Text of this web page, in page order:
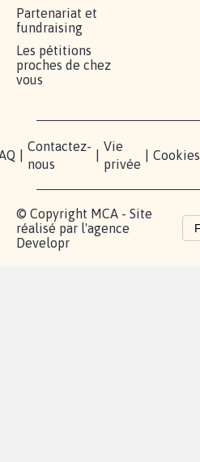
Partenariat et
fundraising
Les pétitions
proches de chez
vous
Contactez-
nous
Vie
privée
Cookies
© Copyright MCA - Site
réalisé par l'agence
Developr